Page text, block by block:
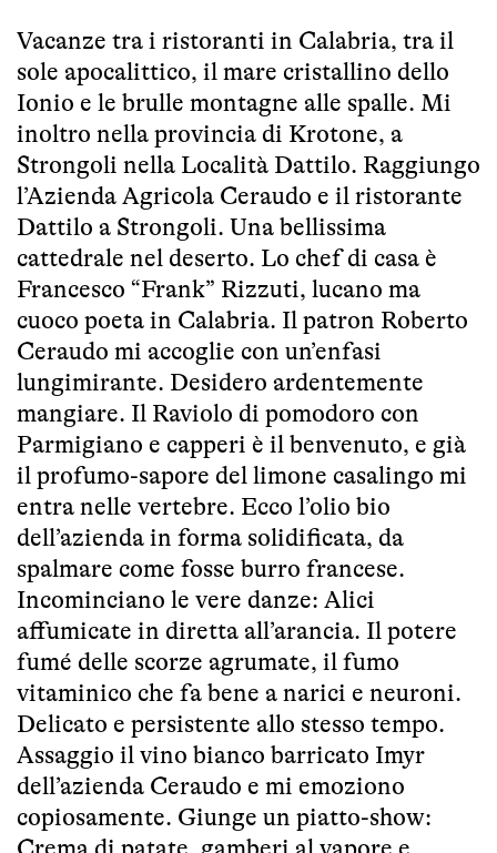
Vacanze tra i ristoranti in Calabria, tra il
sole apocalittico, il mare cristallino dello
Ionio e le brulle montagne alle spalle. Mi
inoltro nella provincia di Krotone, a
Strongoli nella Località Dattilo. Raggiungo
l’Azienda Agricola Ceraudo e il ristorante
Dattilo a Strongoli. Una bellissima
cattedrale nel deserto. Lo chef di casa è
Francesco “Frank” Rizzuti, lucano ma
cuoco poeta in Calabria. Il patron Roberto
Ceraudo mi accoglie con un’enfasi
lungimirante. Desidero ardentemente
mangiare. Il Raviolo di pomodoro con
Parmigiano e capperi è il benvenuto, e già
il profumo-sapore del limone casalingo mi
entra nelle vertebre. Ecco l’olio bio
dell’azienda in forma solidificata, da
spalmare come fosse burro francese.
Incominciano le vere danze: Alici
affumicate in diretta all’arancia. Il potere
fumé delle scorze agrumate, il fumo
vitaminico che fa bene a narici e neuroni.
Delicato e persistente allo stesso tempo.
Assaggio il vino bianco barricato Imyr
dell’azienda Ceraudo e mi emoziono
copiosamente. Giunge un piatto-show: